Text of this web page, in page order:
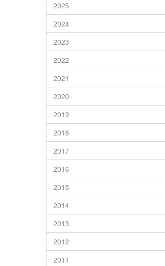
2025
2024
2023
2022
2021
2020
2019
2018
2017
2016
2015
2014
2013
2012
2011